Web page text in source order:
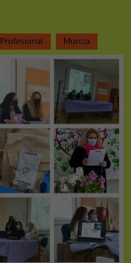
Murcia